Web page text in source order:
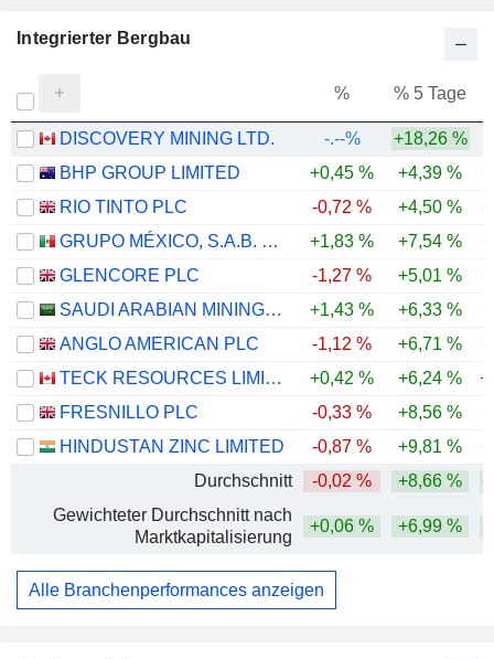
Integrierter Bergbau
% % 5 Tage
DISCOVERY MINING LTD. -.--%
+18,26 %
BHP GROUP LIMITED
+0,45 % +4,39 %
RIO TINTO PLC
-0,72 % +4,50 %
GRUPO MÉXICO, S.A.B. DE C.V.
+1,83 % +7,54 %
GLENCORE PLC
-1,27 % +5,01 %
SAUDI ARABIAN MINING COMPANY (MAADEN)
+1,43 % +6,33 %
ANGLO AMERICAN PLC
-1,12 % +6,71 %
TECK RESOURCES LIMITED
+0,42 % +6,24 %
FRESNILLO PLC
-0,33 % +8,56 %
HINDUSTAN ZINC LIMITED
-0,87 % +9,81 %
Durchschnitt
-0,02 % +8,66 %
Gewichteter Durchschnitt nach
Marktkapitalisierung
+0,06 % +6,99 %
Alle Branchenperformances anzeigen